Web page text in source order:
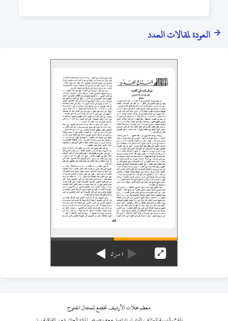
العودة لمقالات العدد
1من2
معظم مجلات الأرشيف تخضع للمجال المفتوح